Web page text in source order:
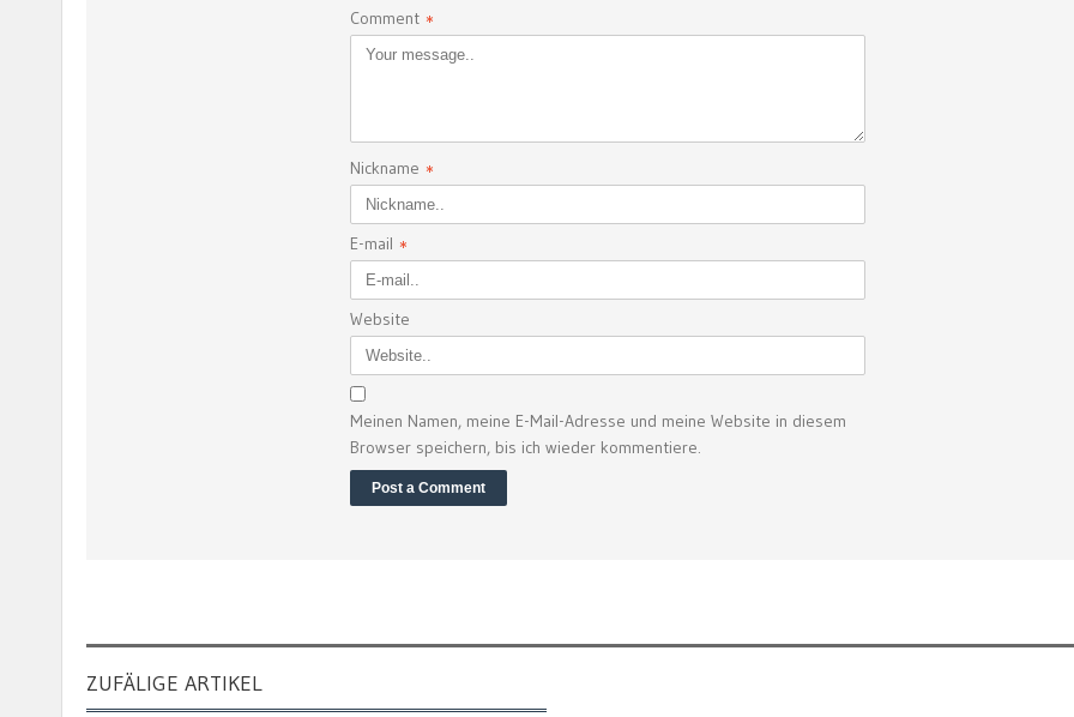
Comment *
Nickname *
E-mail *
Website
Meinen Namen, meine E-Mail-Adresse und meine Website in diesem
Browser speichern, bis ich wieder kommentiere.
ZUFÄLIGE ARTIKEL